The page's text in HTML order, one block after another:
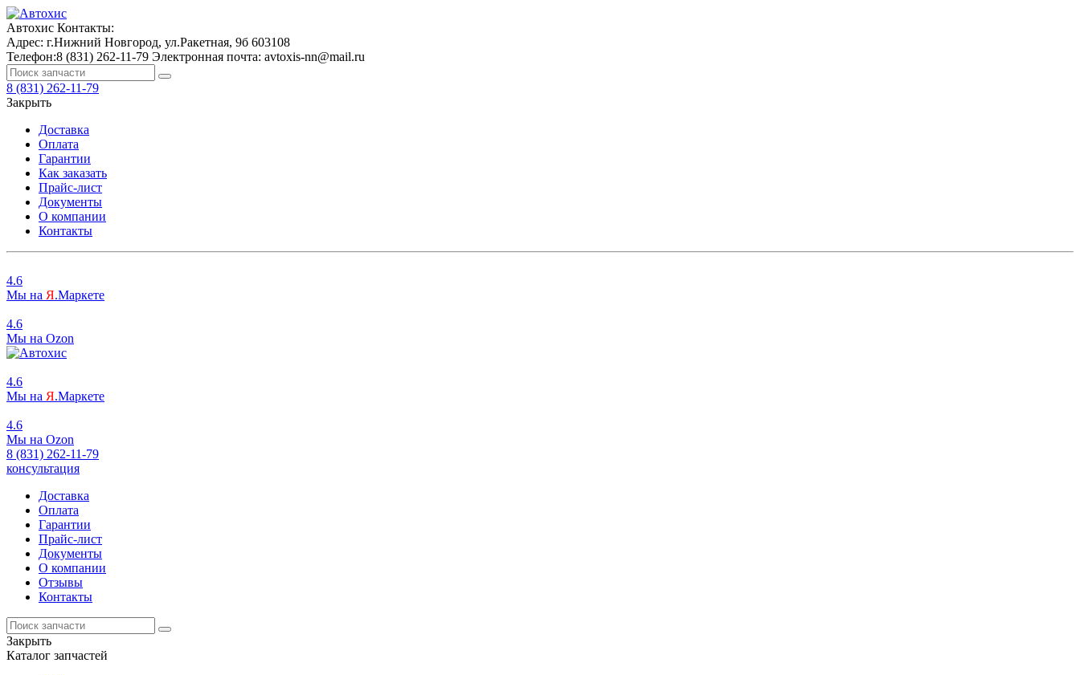
Автохис Контакты:
Адрес: г.Нижний Новгород, ул.Ракетная, 9б 603108
Телефон:8 (831) 262-11-79 Электронная почта: avtoxis-nn@mail.ru
8 (831) 262-11-79
Закрыть
Доставка
Оплата
Гарантии
Как заказать
Прайс-лист
Документы
О компании
Контакты
4.6
Мы на Я.Маркете
4.6
Мы на Ozon
4.6
Мы на Я.Маркете
4.6
Мы на Ozon
8 (831) 262-11-79
консультация
Доставка
Оплата
Гарантии
Прайс-лист
Документы
О компании
Отзывы
Контакты
Закрыть
Каталог запчастей